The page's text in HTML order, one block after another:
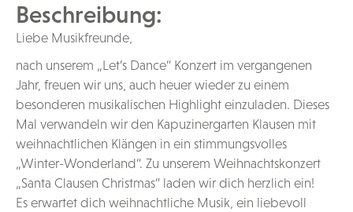
Beschreibung:
Liebe Musikfreunde,
nach unserem „Let’s Dance“ Konzert im vergangenen
Jahr, freuen wir uns, auch heuer wieder zu einem
besonderen musikalischen Highlight einzuladen. Dieses
Mal verwandeln wir den Kapuzinergarten Klausen mit
weihnachtlichen Klängen in ein stimmungsvolles
„Winter-Wonderland“. Zu unserem Weihnachtskonzert
„Santa Clausen Christmas“ laden wir dich herzlich ein!
Es erwartet dich weihnachtliche Musik, ein liebevoll